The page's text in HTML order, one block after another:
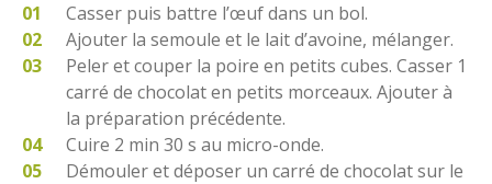
Casser puis battre l’œuf dans un bol.
Ajouter la semoule et le lait d’avoine, mélanger.
Peler et couper la poire en petits cubes. Casser 1
carré de chocolat en petits morceaux. Ajouter à
la préparation précédente.
Cuire 2 min 30 s au micro-onde.
Démouler et déposer un carré de chocolat sur le